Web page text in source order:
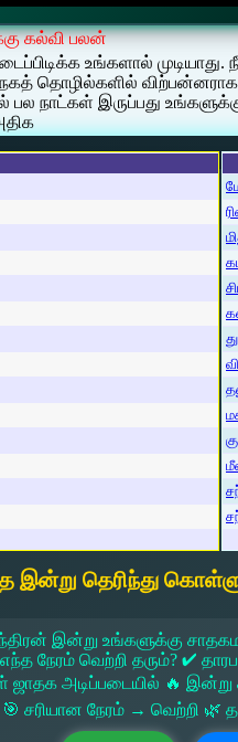
கல்வி பலன்
உங்களால் முடியாது.
தொழில்களில் விற்பன்னராக
நாட்கள் இருப்பது
இன்று தெரிந்து
இன்று உங்களுக்கு
நேரம் வெற்றி தரும்? ✔
ஜாதக அடிப்படையில் 🔥
🎯 சரியான நேரம் → வெற்றி